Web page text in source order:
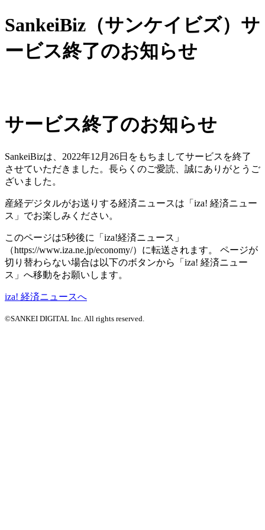
SankeiBiz（サンケイビズ）サ
ービス終了のお知らせ
サービス終了のお知らせ
SankeiBizは、2022年12月26日をもちましてサービスを終了
させていただきました。長らくのご愛読、誠にありがとうご
ざいました。
産経デジタルがお送りする経済ニュースは「iza! 経済ニュー
ス」でお楽しみください。
このページは5秒後に「iza!経済ニュース」
（https://www.iza.ne.jp/economy/）に転送されます。 ページが
切り替わらない場合は以下のボタンから「iza! 経済ニュー
ス」へ移動をお願いします。
iza! 経済ニュースへ
©SANKEI DIGITAL Inc. All rights reserved.